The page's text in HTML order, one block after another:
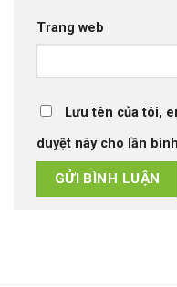
Trang web
Lưu tên của tôi,
duyệt này cho lần